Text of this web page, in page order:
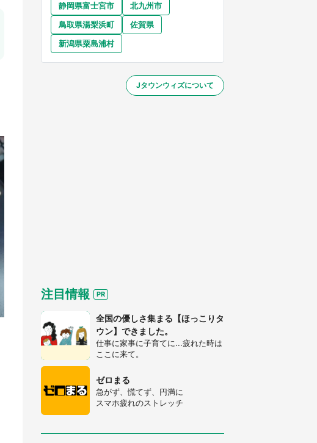
山口
大分 宮崎
『薬屋のひとりごと』の〝舞〟の世界
に入り込む 六本木ヒルズ展望台でコ
ラボ、本邦初公開の「猫猫像」も【8
／1～10／26】
静岡県富士宮市
北九州市
鳥取県湯梨浜町
佐賀県
新潟県粟島浦村
Jタウンウィズについて
注目情報
全国の優しさ集まる【ほっこりタ
ウン】できました。
仕事に家事に子育てに...疲れた時は
ここに来て。
ゼロまる
急がず、慌てず、円満に
スマホ疲れのストレッチ